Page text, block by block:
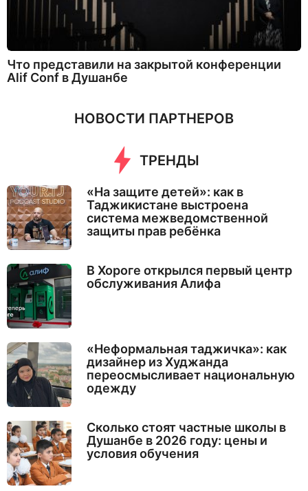
Что представили на закрытой конференции
Alif Conf в Душанбе
НОВОСТИ ПАРТНЕРОВ
ТРЕНДЫ
«На защите детей»: как в
Таджикистане выстроена
система межведомственной
защиты прав ребёнка
В Хороге открылся первый центр
обслуживания Алифа
«Неформальная таджичка»: как
дизайнер из Худжанда
переосмысливает национальную
одежду
Сколько стоят частные школы в
Душанбе в 2026 году: цены и
условия обучения